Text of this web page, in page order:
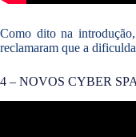
Como dito na
reclamaram que a
4 – NOVOS CYBER